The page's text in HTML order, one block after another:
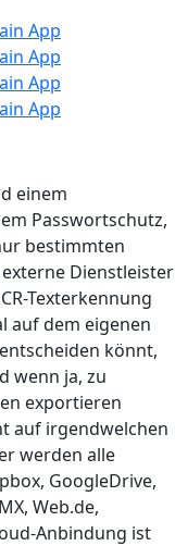
einem
Passwortschutz,
bestimmten
Dienstleister
Texterkennung
auf dem eigenen
könnt,
wenn ja, zu
exportieren
auf irgendwelchen
werden alle
GoogleDrive,
Web.de,
Anbindung ist